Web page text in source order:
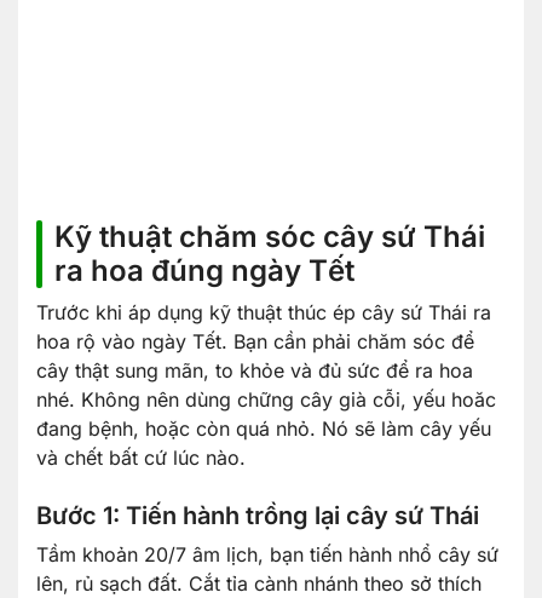
Kỹ thuật chăm sóc cây sứ Thái
ra hoa đúng ngày Tết
Trước khi áp dụng kỹ thuật thúc ép cây sứ Thái ra
hoa rộ vào ngày Tết. Bạn cần phải chăm sóc để
cây thật sung mãn, to khỏe và đủ sức để ra hoa
nhé. Không nên dùng chững cây già cỗi, yếu hoăc
đang bệnh, hoặc còn quá nhỏ. Nó sẽ làm cây yếu
và chết bất cứ lúc nào.
Bước 1: Tiến hành trồng lại cây sứ Thái
Tầm khoản 20/7 âm lịch, bạn tiến hành nhổ cây sứ
lên, rủ sạch đất. Cắt tỉa cành nhánh theo sở thích